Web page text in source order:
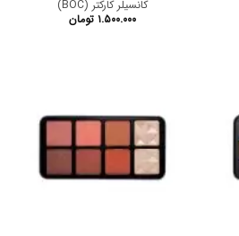
کانسیلر کارکتر (BOC)
۱.۵۰۰.۰۰۰ تومان